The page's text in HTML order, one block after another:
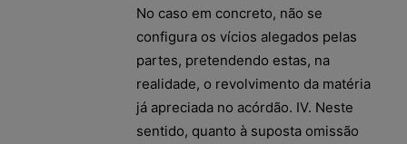
No caso em concreto, não se
configura os vícios alegados pelas
partes, pretendendo estas, na
realidade, o revolvimento da matéria
já apreciada no acórdão. IV. Neste
sentido, quanto à suposta omissão